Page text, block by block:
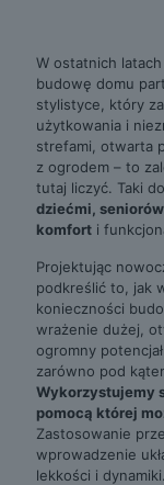
W ostatnich
budowę domu
stylistyce, który
użytkowania i
strefami, otwarta
z ogrodem – to
tutaj liczyć. Taki
dziećmi,
komfort i
Projektując
podkreślić to, jak
konieczności
wrażenie dużej,
ogromny
zarówno pod
Wykorzystujemy
pomocą której
Zastosowanie
wprowadzenie
lekkości i